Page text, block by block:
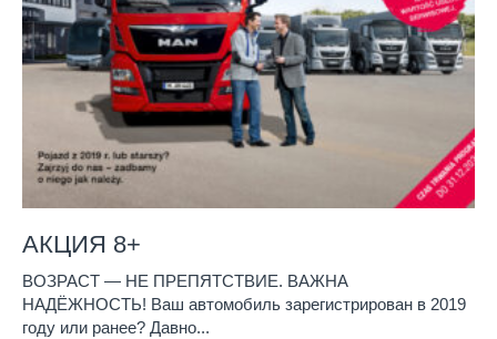
АКЦИЯ 8+
ВОЗРАСТ — НЕ ПРЕПЯТСТВИЕ. ВАЖНА
НАДЁЖНОСТЬ! Ваш автомобиль зарегистрирован в 2019
году или ранее? Давно...